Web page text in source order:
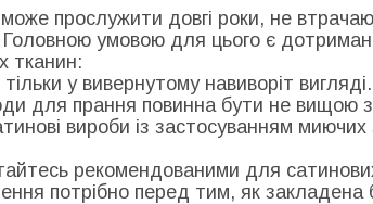
прослужити довгі роки, не
Головною умовою для цього є
тканин:
у вивернутому навиворіт вигляді.
для прання повинна бути не вищою
вироби із застосуванням миючих
рекомендованими для
потрібно перед тим, як закладена